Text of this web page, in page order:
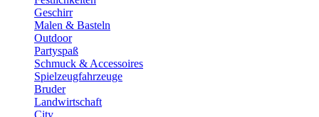
Geschirr
Malen & Basteln
Outdoor
Partyspaß
Schmuck & Accessoires
Spielzeugfahrzeuge
Bruder
Landwirtschaft
City